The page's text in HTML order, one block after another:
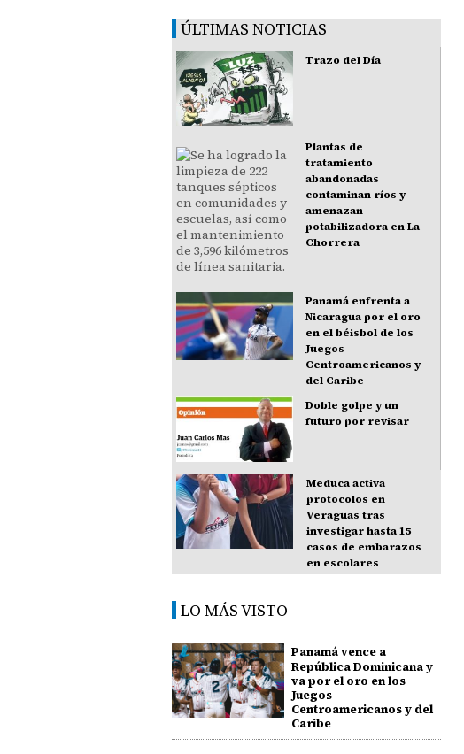
ÚLTIMAS NOTICIAS
Trazo del Día
Plantas de
tratamiento
abandonadas
contaminan ríos y
amenazan
potabilizadora en La
Chorrera
Panamá enfrenta a
Nicaragua por el oro
en el béisbol de los
Juegos
Centroamericanos y
del Caribe
Doble golpe y un
futuro por revisar
Meduca activa
protocolos en
Veraguas tras
investigar hasta 15
casos de embarazos
en escolares
LO MÁS VISTO
Panamá vence a
República Dominicana y
va por el oro en los
Juegos
Centroamericanos y del
Caribe